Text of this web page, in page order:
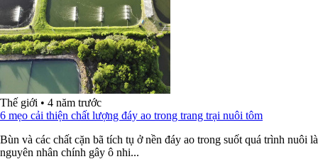
Thế giới • 4 năm trước
6 mẹo cải thiện chất lượng đáy ao trong trang trại nuôi tôm
Bùn và các chất cặn bã tích tụ ở nền đáy ao trong suốt quá trình nuôi là
nguyên nhân chính gây ô nhi...